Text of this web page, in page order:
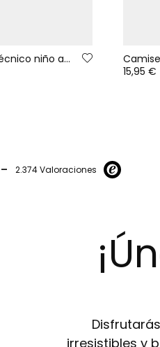
Parka tejido técnico niño azul reversible estampada
15,95 €
- 2.374 Valoraciones
irresistibles y